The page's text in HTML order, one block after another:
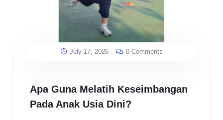
July 17, 2026 0 Comments
Apa Guna Melatih Keseimbangan
Pada Anak Usia Dini?